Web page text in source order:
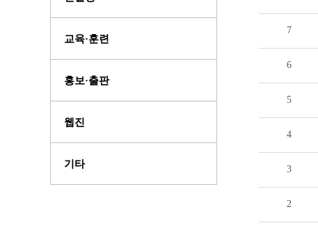
교육·훈련
홍보·출판
웹진
기타
7
6
5
4
3
2